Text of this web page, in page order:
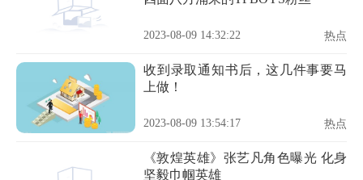
2023-08-09 14:32:22 热点
收到录取通知书后，这几件事要马
上做！
2023-08-09 13:54:17 热点
《敦煌英雄》张艺凡角色曝光 化身
坚毅巾帼英雄